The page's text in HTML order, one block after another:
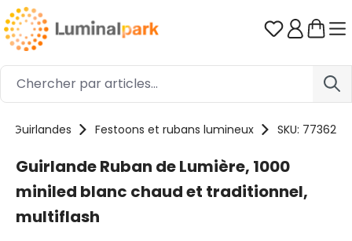
Passer au contenu principal Vous avez
Guirlandes Festoons et rubans lumineux SKU: 77362
Guirlande Ruban de Lumière, 1000
miniled blanc chaud et traditionnel,
multiflash